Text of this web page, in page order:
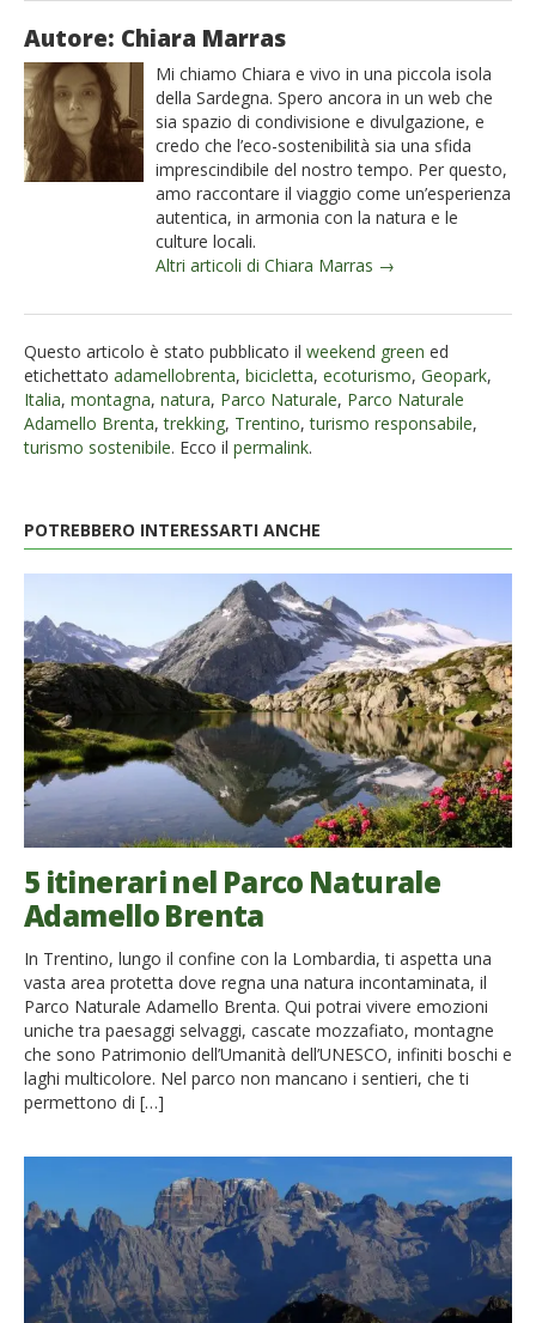
Autore: Chiara Marras
Mi chiamo Chiara e vivo in una piccola isola
della Sardegna. Spero ancora in un web che
sia spazio di condivisione e divulgazione, e
credo che l’eco-sostenibilità sia una sfida
imprescindibile del nostro tempo. Per questo,
amo raccontare il viaggio come un’esperienza
autentica, in armonia con la natura e le
culture locali.
Altri articoli di Chiara Marras →
Questo articolo è stato pubblicato il weekend green ed
etichettato adamellobrenta, bicicletta, ecoturismo, Geopark,
Italia, montagna, natura, Parco Naturale, Parco Naturale
Adamello Brenta,trekking, Trentino,turismo responsabile,
turismo sostenibile. Ecco il permalink.
POTREBBERO INTERESSARTI ANCHE
5 itinerari nel Parco Naturale
Adamello Brenta
In Trentino, lungo il confine con la Lombardia, ti aspetta una
vasta area protetta dove regna una natura incontaminata, il
Parco Naturale Adamello Brenta. Qui potrai vivere emozioni
uniche tra paesaggi selvaggi, cascate mozzafiato, montagne
che sono Patrimonio dell’Umanità dell’UNESCO, infiniti boschi e
laghi multicolore. Nel parco non mancano i sentieri, che ti
permettono di […]